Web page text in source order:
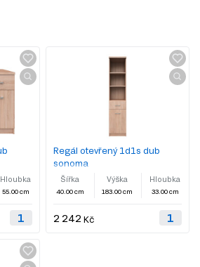
Hloubka
55.00 cm
Regál otevřený 1d1s dub
sonoma
Šířka
40.00 cm
Výška
183.00 cm
Hloubka
33.00 cm
2 242 Kč